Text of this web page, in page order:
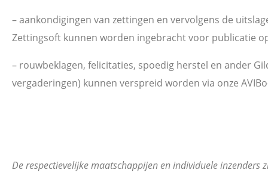
– aankondigingen van zettingen en vervolgens de
Zettingsoft kunnen worden ingebracht voor publicatie
– rouwbeklagen, felicitaties, spoedig herstel en ander
vergaderingen) kunnen verspreid worden via onze
De respectievelijke maatschappijen en individuele inzenders